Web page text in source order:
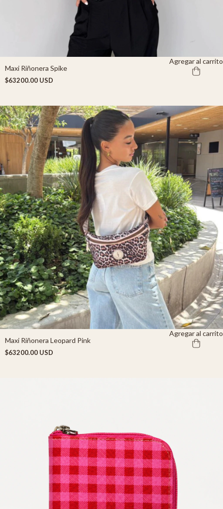
Maxi Riñonera Spike
$63200.00 USD
Agregar al carrito
Maxi Riñonera Leopard Pink
$63200.00 USD
Agregar al carrito